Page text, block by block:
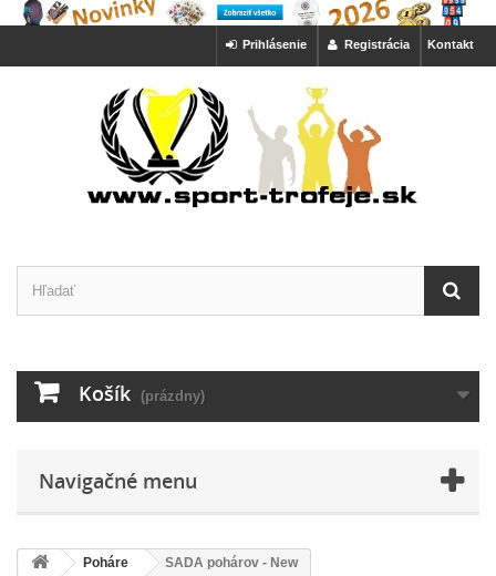
Kontakt
Registrácia
Prihlásenie
Košík (prázdny)
Navigačné menu
Poháre SADA pohárov - New